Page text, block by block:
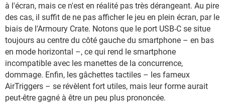
à l'écran, mais ce n'est en réalité pas très dérangeant. Au pire
des cas, il suffit de ne pas afficher le jeu en plein écran, par le
biais de l'Armoury Crate. Notons que le port USB-C se situe
toujours au centre du côté gauche du smartphone – en bas
en mode horizontal –, ce qui rend le smartphone
incompatible avec les manettes de la concurrence,
dommage. Enfin, les gâchettes tactiles – les fameux
AirTriggers – se révèlent fort utiles, mais leur forme aurait
peut-être gagné à être un peu plus prononcée.